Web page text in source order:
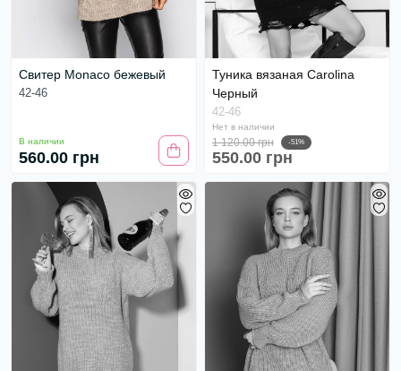
Свитер Monaco бежевый
42-46
В наличии
560.00 грн
Туника вязаная Carolina
Черный
42-46
Нет в наличии
1 120.00 грн -51%
550.00 грн